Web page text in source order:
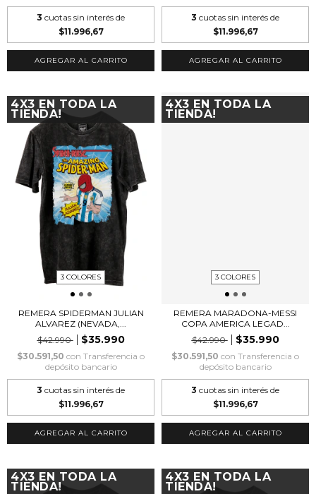
3 cuotas sin interés de
$11.996,67
AGREGAR AL CARRITO
3 cuotas sin interés de
$11.996,67
AGREGAR AL CARRITO
4X3 EN TODA LA
TIENDA!
3 COLORES
REMERA SPIDERMAN JULIAN
ALVAREZ (NEVADA,...
$42.990
$35.990
$30.591,50 con Transferencia o
depósito bancario
3 cuotas sin interés de
$11.996,67
AGREGAR AL CARRITO
4X3 EN TODA LA
TIENDA!
3 COLORES
REMERA MARADONA-MESSI
COPA AMERICA LEGAD...
$42.990
$35.990
$30.591,50 con Transferencia o
depósito bancario
3 cuotas sin interés de
$11.996,67
AGREGAR AL CARRITO
4X3 EN TODA LA
TIENDA!
4X3 EN TODA LA
TIENDA!